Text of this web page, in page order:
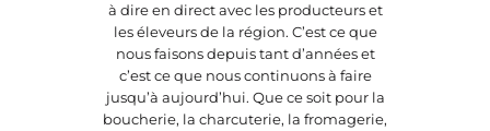
à dire en direct avec les producteurs et
les éleveurs de la région. C’est ce que
nous faisons depuis tant d’années et
c’est ce que nous continuons à faire
jusqu’à aujourd’hui. Que ce soit pour la
boucherie, la charcuterie, la fromagerie,